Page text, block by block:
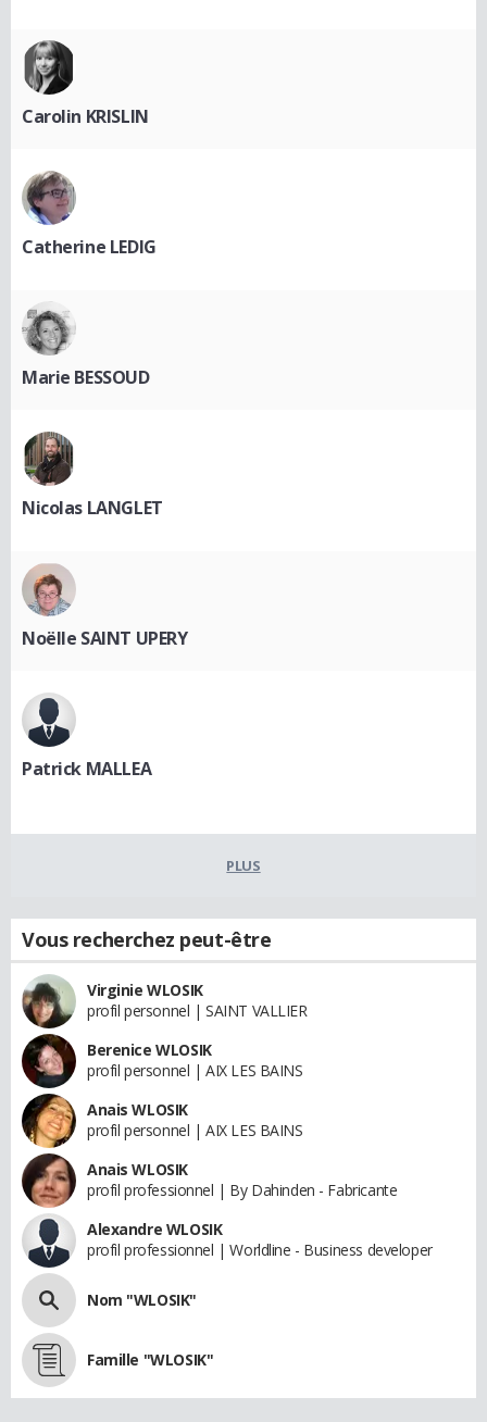
Carolin KRISLIN
Catherine LEDIG
Marie BESSOUD
Nicolas LANGLET
Noëlle SAINT UPERY
Patrick MALLEA
PLUS
Vous recherchez peut-être
Virginie WLOSIK
profil personnel | SAINT VALLIER
Berenice WLOSIK
profil personnel | AIX LES BAINS
Anais WLOSIK
profil personnel | AIX LES BAINS
Anais WLOSIK
profil professionnel | By Dahinden - Fabricante
Alexandre WLOSIK
profil professionnel | Worldline - Business developer
Nom "WLOSIK"
Famille "WLOSIK"